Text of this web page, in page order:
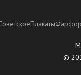
ПлакатыФарфор
©